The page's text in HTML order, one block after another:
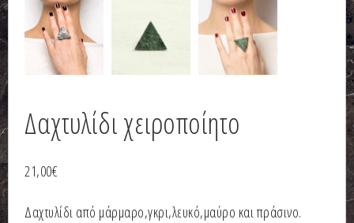
Δαχτυλίδι χειροποίητο
21,00€
Δαχτυλίδι από μάρμαρο,γκρι,λευκό,μαύρο και πράσινο.